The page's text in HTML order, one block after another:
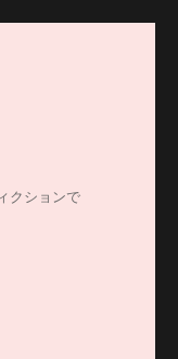
クションで